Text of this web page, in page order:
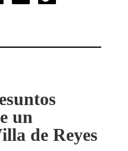
un
de Reyes